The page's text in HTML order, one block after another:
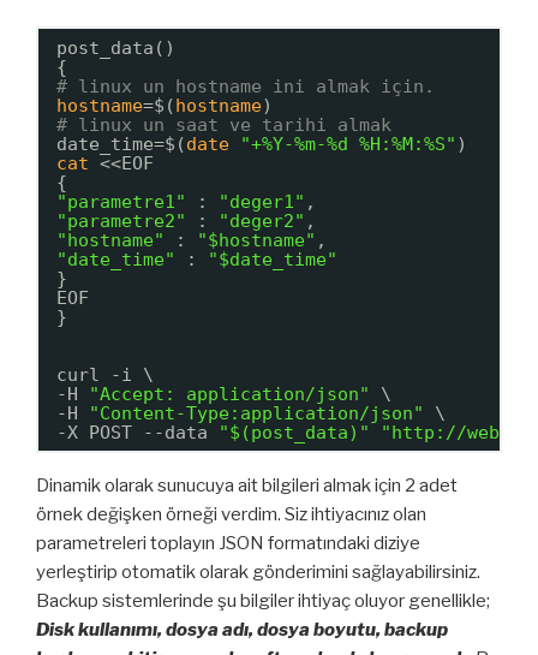
post_data()
{
# linux un hostname ini almak için.
hostname=$(hostname)
# linux un saat ve tarihi almak
date_time=$(date "+%Y-%m-%d %H:%M:%S" )
cat <<EOF
{
"parametre1"
: "deger1" ,
"parametre2"
: "deger2" ,
"hostname"
: "$hostname" ,
"date_time"
:
"$date_time"
}
EOF
}
curl -i \
-H
"Accept: application/json"
\
-H
"Content-Type:application/json"
\
-X POST --data
"$(post_data)" "http://
Dinamik olarak sunucuya ait bilgileri almak için 2 adet
örnek değişken örneği verdim. Siz ihtiyacınız olan
parametreleri toplayın JSON formatındaki diziye
yerleştirip otomatik olarak gönderimini sağlayabilirsiniz.
Backup sistemlerinde şu bilgiler ihtiyaç oluyor genellikle;
Disk kullanımı, dosya adı, dosya boyutu, backup